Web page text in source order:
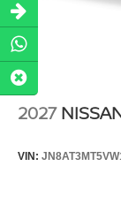
2027
VIN: